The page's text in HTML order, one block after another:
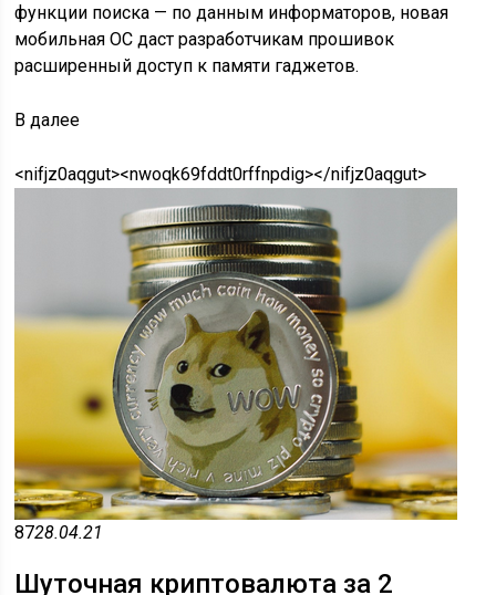
функции поиска — по данным информаторов, новая
мобильная ОС даст разработчикам прошивок
расширенный доступ к памяти гаджетов.
В далее
<nifjz0aqgut><nwoqk69fddt0rffnpdig></nifjz0aqgut>
8728.04.21
Шуточная криптовалюта за 2